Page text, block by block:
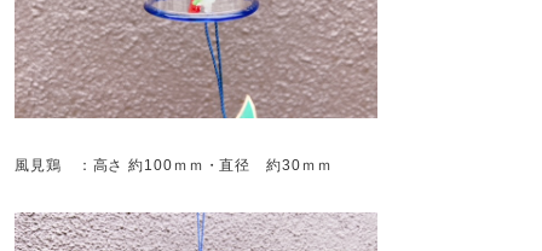
風見鶏 ：高さ 約100ｍｍ・直径 約30ｍｍ